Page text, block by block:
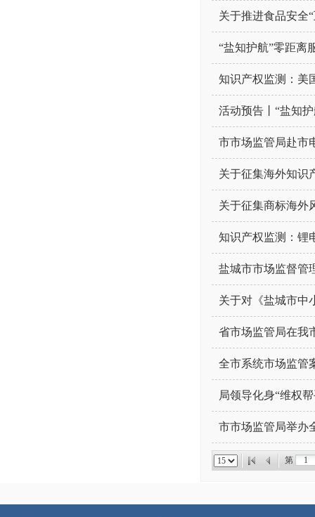
关于推进食品安全
“盐知护航”零距离
知识产权监测：美
活动预告丨“盐知
市市场监管局赴市
关于征集海外知识
关于征集商标海外
知识产权监测：锂
盐城市市场监督管
关于对《盐城市中
省市场监管局在我
全市系统市场监管
局领导化身“维权
市市场监管局举办
第